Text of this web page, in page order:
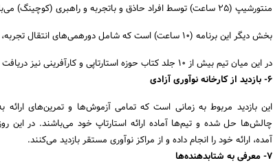
منتورشیپ (۲۵ ساعت) توسط افراد حاذق و باتجربه و راهبری (کوچینگ) می‌باشد.
بخش دیگر این برنامه (۱۰ ساعت) است که شامل دورهمی‌های انتقال تجربه، بازی روانشناختی و ارائه کتاب می‌باشد.
در این میان تیم بیش از ۱۰ جلد کتاب حوزه استارتاپی و کارآفرینی نیز دریافت می‌کند.
۶- بازدید از کارخانه نوآوری آزادی
این بازدید مربوط به زمانی است که تمامی آزموش‌ها و تمرین‌های
چالش‌ها حل شده و تیم‌ها آماده ارائه استارتاپ خود می‌باشند. در این
آمده، ارائه خود را انجام داده و از مراکز نوآوری مستقر بازدید می‌کنند.
۷- معرفی به شتابدهنده‌ها